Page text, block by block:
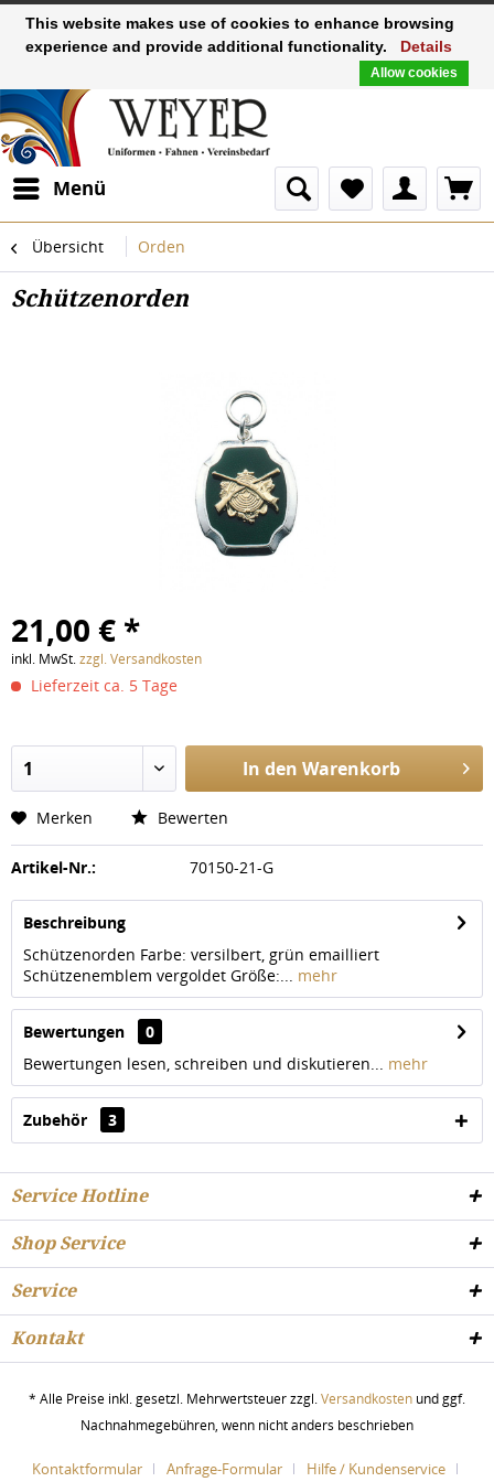
Menü
Übersicht Orden
Schützenorden
21,00 € *
inkl. MwSt.zzgl. Versandkosten
Lieferzeit ca. 5 Tage
In den Warenkorb
Merken Bewerten
Artikel-Nr.: 70150-21-G
Beschreibung
Schützenorden Farbe: versilbert, grün emailliert
Schützenemblem vergoldet Größe:... mehr
Bewertungen
0
Bewertungen lesen, schreiben und diskutieren... mehr
Zubehör 3
Service Hotline
Shop Service
Service
Kontakt
* Alle Preise inkl. gesetzl. Mehrwertsteuer zzgl.Versandkosten und ggf.
Nachnahmegebühren, wenn nicht anders beschrieben
Kontaktformular Anfrage-Formular Hilfe / Kundenservice
This website makes use of cookies to enhance browsing
experience and provide additional functionality.
Details
Allow cookies